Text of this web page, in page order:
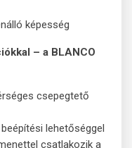
képesség
– a BLANCO
csepegtető
lehetőséggel
csatlakozik a